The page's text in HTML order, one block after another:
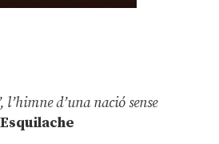
l’himne d’una nació sense